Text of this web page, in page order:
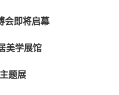
会即将启幕
美学展馆
题展